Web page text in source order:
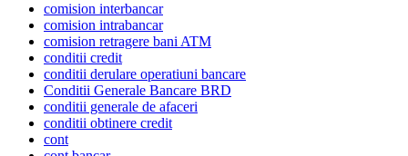
comision interbancar
comision intrabancar
comision retragere bani ATM
conditii credit
conditii derulare operatiuni bancare
Conditii Generale Bancare BRD
conditii generale de afaceri
conditii obtinere credit
cont